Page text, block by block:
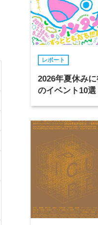
レポート
2026年夏休み
のイベント10